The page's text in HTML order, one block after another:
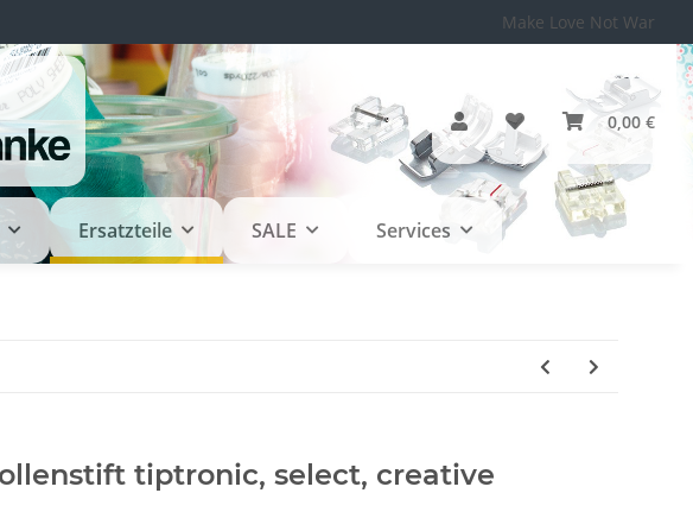
Make Love Not War
0,00 €
Ersatzteile SALE Services
tiptronic, select, creative